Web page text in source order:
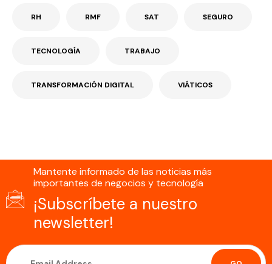
RH RMF SAT SEGURO
TECNOLOGÍA TRABAJO
TRANSFORMACIÓN DIGITAL VIÁTICOS
Mantente informado de las noticias más
importantes de negocios y tecnología
¡Subscríbete a nuestro
newsletter!